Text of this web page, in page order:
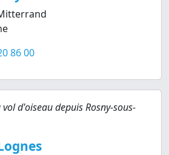
86 00
d'oiseau depuis Rosny-sous-